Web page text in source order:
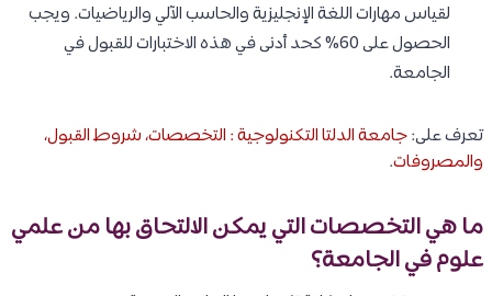
لقياس مهارات اللغة الإنجليزية والحاسب الآلي والرياضيات. ويجب
الحصول على 60% كحد أدنى في هذه الاختبارات للقبول في
الجامعة.
تعرف على:جامعة الدلتا التكنولوجية : التخصصات، شروط القبول،
والمصروفات.
ما هي التخصصات التي يمكن الالتحاق بها من علمي
علوم في الجامعة؟